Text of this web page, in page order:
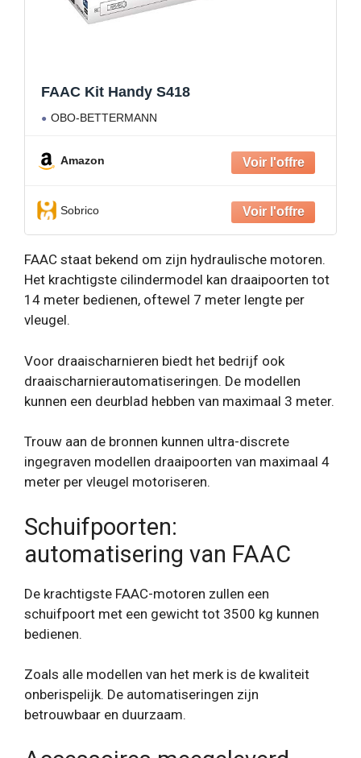
FAAC Kit Handy S418
OBO-BETTERMANN
Amazon
Sobrico
FAAC staat bekend om zijn hydraulische motoren.
Het krachtigste cilindermodel kan draaipoorten tot
14 meter bedienen, oftewel 7 meter lengte per
vleugel.
Voor draaischarnieren biedt het bedrijf ook
draaischarnierautomatiseringen. De modellen
kunnen een deurblad hebben van maximaal 3 meter.
Trouw aan de bronnen kunnen ultra-discrete
ingegraven modellen draaipoorten van maximaal 4
meter per vleugel motoriseren.
Schuifpoorten:
automatisering van FAAC
De krachtigste FAAC-motoren zullen een
schuifpoort met een gewicht tot 3500 kg kunnen
bedienen.
Zoals alle modellen van het merk is de kwaliteit
onberispelijk. De automatiseringen zijn
betrouwbaar en duurzaam.